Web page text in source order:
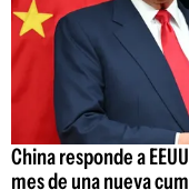
China responde a
mes de una nueva